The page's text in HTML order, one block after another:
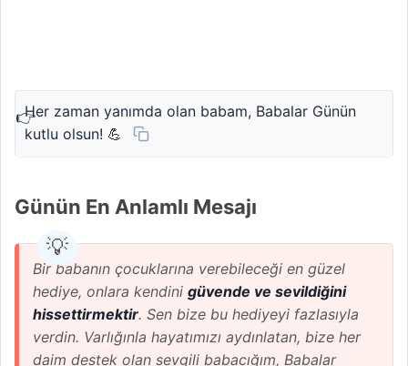
Her zaman yanımda olan babam, Babalar Günün
kutlu olsun! 💪
Günün En Anlamlı Mesajı
Bir babanın çocuklarına verebileceği en güzel
hediye, onlara kendini güvende ve sevildiğini
hissettirmektir. Sen bize bu hediyeyi fazlasıyla
verdin. Varlığınla hayatımızı aydınlatan, bize her
daim destek olan sevgili babacığım, Babalar